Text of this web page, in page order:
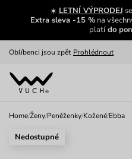
☀️ LETNÍ VÝPRODEJ
Extra sleva -15 % na
platído
Zajímavosti ze světa Vuch:
Zobrazit
Oblíbenci jsou zpět Prohlédnout
Nech se inspirovat
Home/Ženy/Peněženky/Kožené/Ebba
Nedostupné